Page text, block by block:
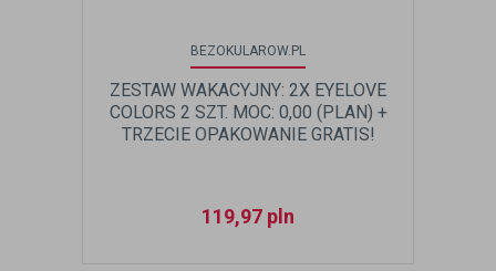
BEZOKULAROW.PL
ZESTAW WAKACYJNY: 2X EYELOVE
COLORS 2 SZT. MOC: 0,00 (PLAN) +
TRZECIE OPAKOWANIE GRATIS!
119,97 pln